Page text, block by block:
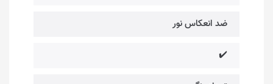
ضد انعکاس نور
✔️